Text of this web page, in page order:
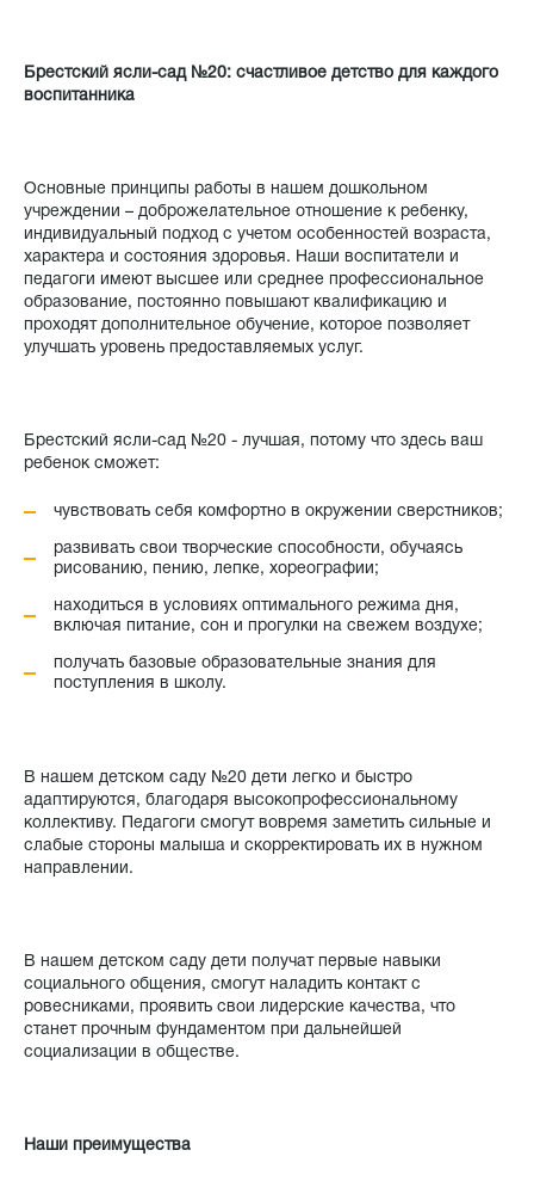
Брестский ясли-сад №20: счастливое детство для каждого
воспитанника
Основные принципы работы в нашем дошкольном
учреждении – доброжелательное отношение к ребенку,
индивидуальный подход с учетом особенностей возраста,
характера и состояния здоровья. Наши воспитатели и
педагоги имеют высшее или среднее профессиональное
образование, постоянно повышают квалификацию и
проходят дополнительное обучение, которое позволяет
улучшать уровень предоставляемых услуг.
Брестский ясли-сад №20 - лучшая, потому что здесь ваш
ребенок сможет:
чувствовать себя комфортно в окружении сверстников;
развивать свои творческие способности, обучаясь
рисованию, пению, лепке, хореографии;
находиться в условиях оптимального режима дня,
включая питание, сон и прогулки на свежем воздухе;
получать базовые образовательные знания для
поступления в школу.
В нашем детском саду №20 дети легко и быстро
адаптируются, благодаря высокопрофессиональному
коллективу. Педагоги смогут вовремя заметить сильные и
слабые стороны малыша и скорректировать их в нужном
направлении.
В нашем детском саду дети получат первые навыки
социального общения, смогут наладить контакт с
ровесниками, проявить свои лидерские качества, что
станет прочным фундаментом при дальнейшей
социализации в обществе.
Наши преимущества